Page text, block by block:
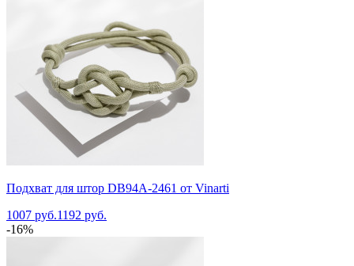
Подхват для штор DB94A-2461 от Vinarti
1007 руб.1192 руб.
-16%